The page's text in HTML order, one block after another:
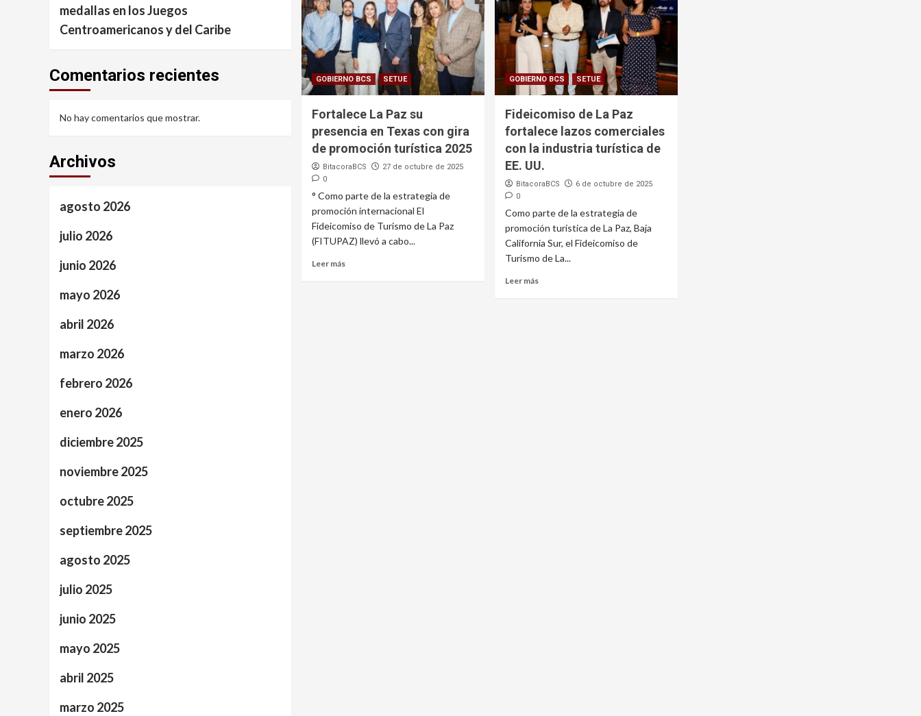
GOBIERNO BCS SETUE
Fortalece La Paz su
presencia en Texas con gira
de promoción turística 2025
BitacoraBCS
27 de octubre de 2025
0
° Como parte de la estrategia de
promoción internacional El
Fideicomiso de Turismo de La Paz
(FITUPAZ) llevó a cabo...
Leer más
GOBIERNO BCS SETUE
Fideicomiso de La Paz
fortalece lazos comerciales
con la industria turística de
EE. UU.
BitacoraBCS
6 de octubre de 2025
0
Como parte de la estrategia de
promoción turística de La Paz, Baja
California Sur, el Fideicomiso de
Turismo de La...
Leer más
medallas en los Juegos
Centroamericanos y del Caribe
Comentarios recientes
No hay comentarios que mostrar.
Archivos
agosto 2026
julio 2026
junio 2026
mayo 2026
abril 2026
marzo 2026
febrero 2026
enero 2026
diciembre 2025
noviembre 2025
octubre 2025
septiembre 2025
agosto 2025
julio 2025
junio 2025
mayo 2025
abril 2025
marzo 2025